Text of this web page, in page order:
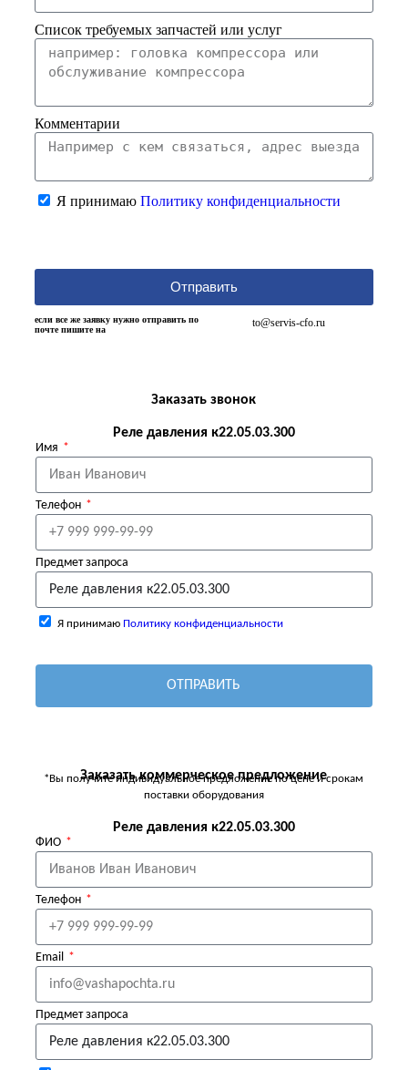
Список требуемых запчастей или услуг
Комментарии
Я принимаю Политику конфиденциальности
Отправить
если все же заявку нужно отправить по
почте пишите на
to@servis-cfo.ru
Заказать звонок
Реле давления к22.05.03.300
Имя
Телефон
Предмет запроса
Я принимаю Политику конфиденциальности
ОТПРАВИТЬ
Заказать коммерческое предложение
*Вы получите индивидуальное предложение по цене и срокам
поставки оборудования
Реле давления к22.05.03.300
ФИО
Телефон
Email
Предмет запроса